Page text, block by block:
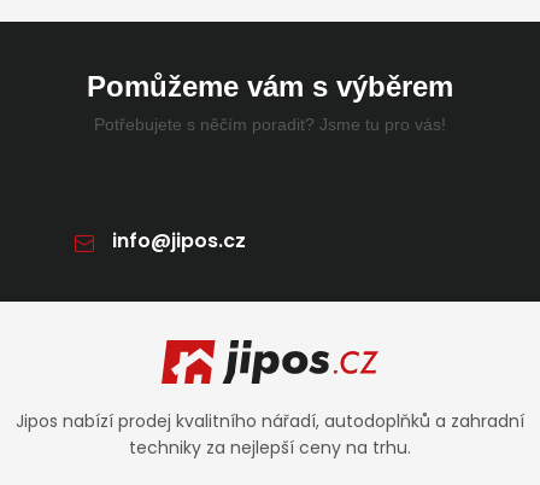
Pomůžeme vám s výběrem
Potřebujete s něčím poradit? Jsme tu pro vás!
info@jipos.cz
Jipos nabízí prodej kvalitního nářadí, autodoplňků a zahradní
techniky za nejlepší ceny na trhu.